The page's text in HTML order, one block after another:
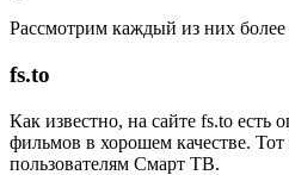
Рассмотрим каждый из них
fs.to
Как известно, на сайте fs.to есть
фильмов в хорошем качестве.
пользователям Смарт ТВ.